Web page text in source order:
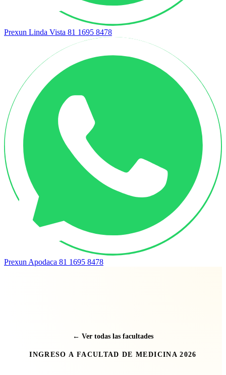
Prexun Linda Vista 81 1695 8478
Prexun Apodaca 81 1695 8478
← Ver todas las facultades
INGRESO A FACULTAD DE MEDICINA 2026